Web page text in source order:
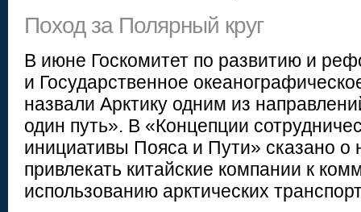
Поход за Полярный круг
В июне Госкомитет по развитию и
и Государственное
назвали Арктику одним из
один путь». В «Концепции
инициативы Пояса и Пути» сказано о
привлекать китайские компании к
использованию арктических